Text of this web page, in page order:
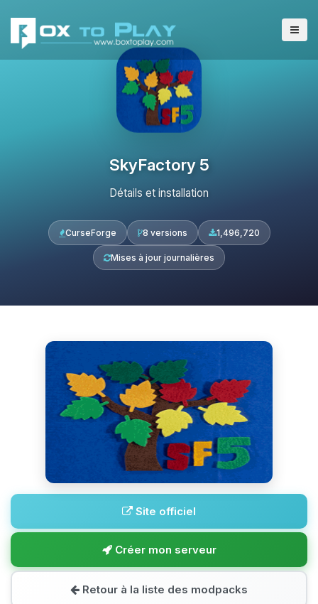
SkyFactory 5
Détails et installation
CurseForge 8 versions 1,496,720
Mises à jour journalières
Site officiel
Créer mon serveur
Retour à la liste des modpacks